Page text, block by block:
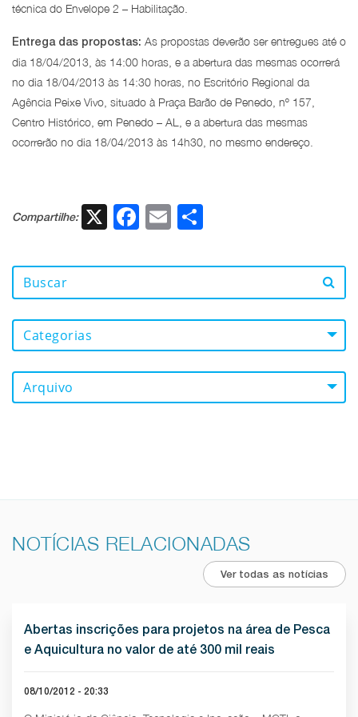
técnica do Envelope 2 – Habilitação.
Entrega das propostas: As propostas deverão ser entregues até o
dia 18/04/2013, às 14:00 horas, e a abertura das mesmas ocorrerá
no dia 18/04/2013 às 14:30 horas, no Escritório Regional da
Agência Peixe Vivo, situado à Praça Barão de Penedo, nº 157,
Centro Histórico, em Penedo – AL, e a abertura das mesmas
ocorrerão no dia 18/04/2013 às 14h30, no mesmo endereço.
Compartilhe: X Facebook
Email
Categorias
Arquivo
NOTÍCIAS RELACIONADAS
Ver todas as notícias
Abertas inscrições para projetos na área de Pesca
e Aquicultura no valor de até 300 mil reais
08/10/2012 - 20:33